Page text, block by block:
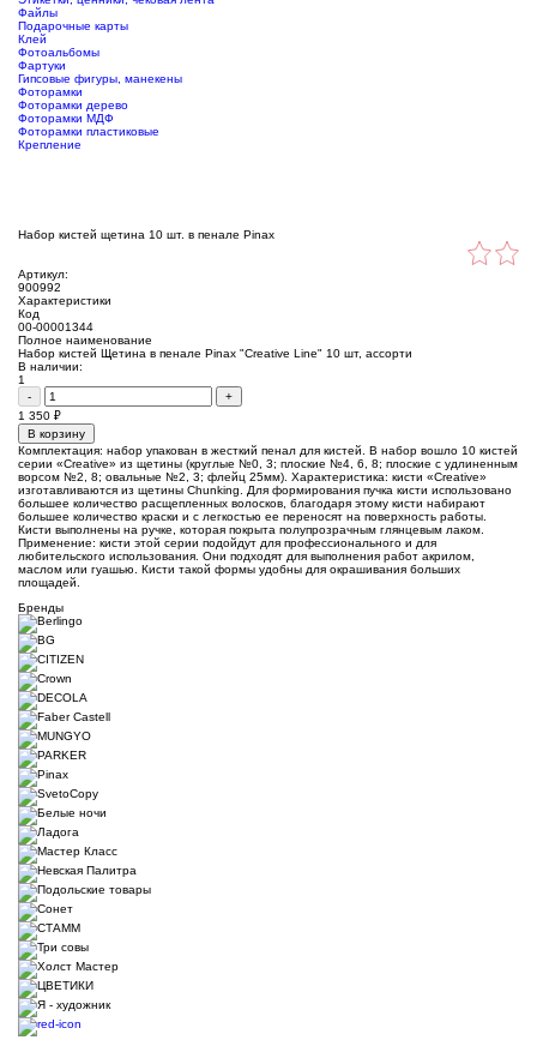
Файлы
Подарочные карты
Клей
Фотоальбомы
Фартуки
Гипсовые фигуры, манекены
Фоторамки
Фоторамки дерево
Фоторамки МДФ
Фоторамки пластиковые
Крепление
Набор кистей щетина 10 шт. в пенале Pinax
Артикул:
900992
Характеристики
Код
00-00001344
Полное наименование
Набор кистей Щетина в пенале Pinax "Creative Line" 10 шт, ассорти
В наличии:
1
-
+
1 350 ₽
В корзину
Комплектация: набор упакован в жесткий пенал для кистей. В набор вошло 10 кистей
серии «Creative» из щетины (круглые №0, 3; плоские №4, 6, 8; плоские с удлиненным
ворсом №2, 8; овальные №2, 3; флейц 25мм). Характеристика: кисти «Creative»
изготавливаются из щетины Chunking. Для формирования пучка кисти использовано
большее количество расщепленных волосков, благодаря этому кисти набирают
большее количество краски и с легкостью ее переносят на поверхность работы.
Кисти выполнены на ручке, которая покрыта полупрозрачным глянцевым лаком.
Применение: кисти этой серии подойдут для профессионального и для
любительского использования. Они подходят для выполнения работ акрилом,
маслом или гуашью. Кисти такой формы удобны для окрашивания больших
площадей.
Бренды